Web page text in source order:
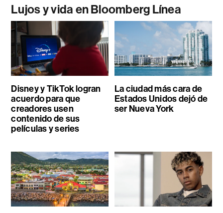
Lujos y vida en Bloomberg Línea
Disney y TikTok logran
acuerdo para que
creadores usen
contenido de sus
películas y series
La ciudad más cara de
Estados Unidos dejó de
ser Nueva York